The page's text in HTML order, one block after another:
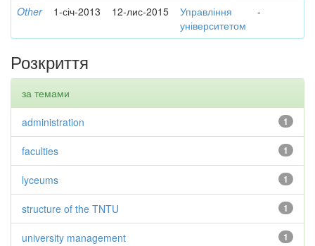
Other 1-січ-2013 12-лис-2015
Управління
університетом
-
Розкриття
за темами
1
administration
1
faculties
1
lyceums
1
structure of the TNTU
1
university management